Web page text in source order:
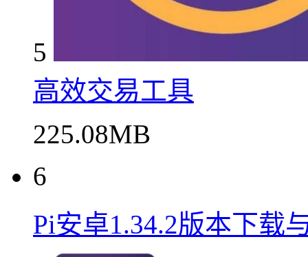
5
高效交易工具
225.08MB
6
Pi安卓1.34.2版本下载